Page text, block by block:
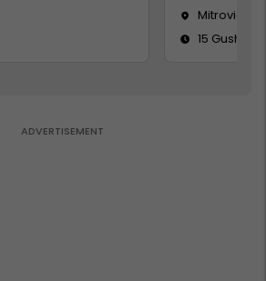
Mitrovicë
15 Gusht